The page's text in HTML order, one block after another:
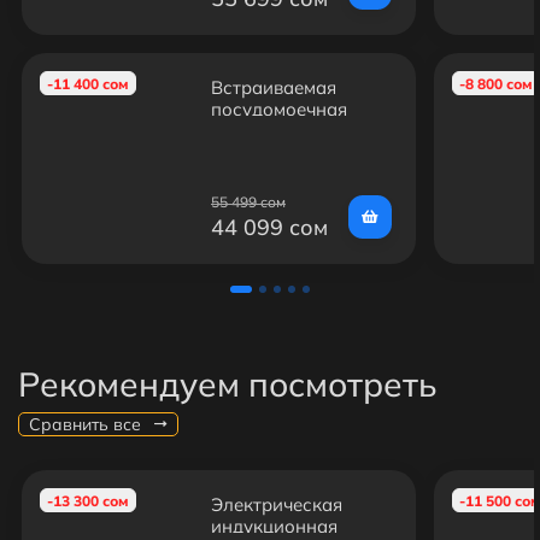
-11 400 сом
Встраиваемая
посудомоечная
55 499 сом
44 099 сом
-8 800 сом
Рекомендуем посмотреть
Сравнить все
-13 300 сом
Электрическая
индукционная
-11 500 сом